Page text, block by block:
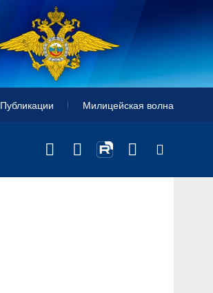
Публикации Милицейская волна